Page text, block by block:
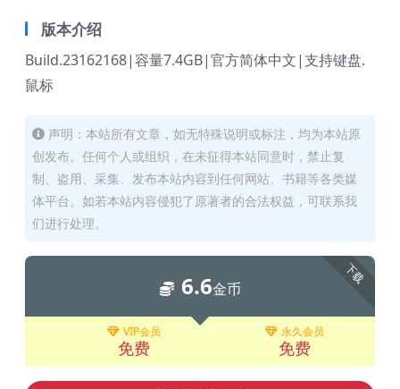
版本介绍
Build.23162168|容量7.4GB|官方简体中文|支持键盘.
鼠标
声明：本站所有文章，如无特殊说明或标注，均为本站原
创发布。任何个人或组织，在未征得本站同意时，禁止复
制、盗用、采集、发布本站内容到任何网站、书籍等各类媒
体平台。如若本站内容侵犯了原著者的合法权益，可联系我
们进行处理。
下载
6.6金币
VIP会员
免费
永久会员
免费